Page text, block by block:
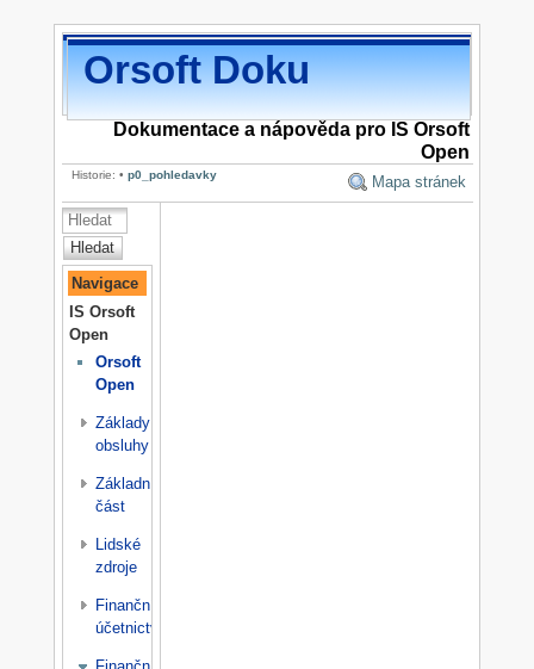
Orsoft Doku
Dokumentace a nápověda pro IS Orsoft
Open
Historie: • p0_pohledavky Mapa stránek
Hledat
Navigace
IS Orsoft
Open
Orsoft
Open
Základy
obsluhy
Základní
část
Lidské
zdroje
Finanční
účetnictví